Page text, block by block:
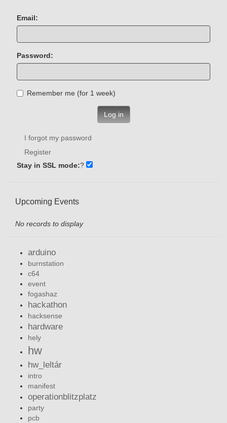
Email:
Password:
Remember me (for 1 week)
Log in
I forgot my password
Register
Stay in SSL mode:?
Upcoming Events
No records to display
arduino
burnstation
c64
event
fogashaz
hackathon
hacksense
hardware
hely
hw
hw_leltár
intro
manifest
operationblitzplatz
party
pcb